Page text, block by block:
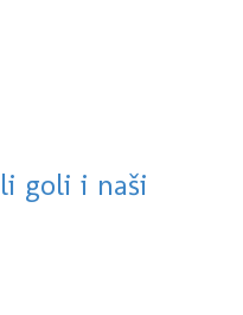
goli i naši